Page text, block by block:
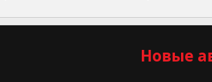
Новые